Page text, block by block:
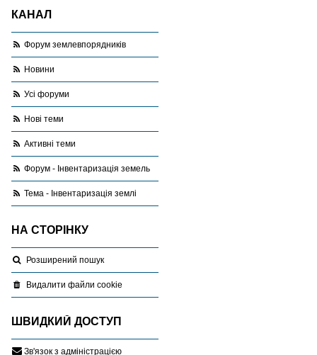
КАНАЛ
Форум землевпорядників
Новини
Усі форуми
Нові теми
Активні теми
Форум - Інвентаризація земель
Тема - Інвентаризація землі
НА СТОРІНКУ
Розширений пошук
Видалити файли cookie
ШВИДКИЙ ДОСТУП
Зв'язок з адміністрацією